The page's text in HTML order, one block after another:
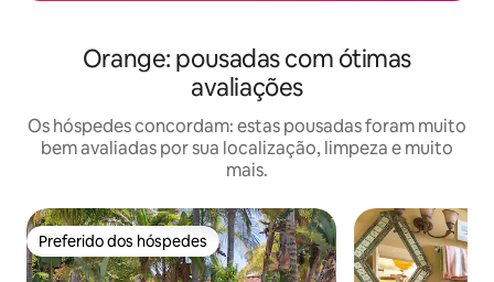
Orange: pousadas com ótimas
avaliações
Os hóspedes concordam: estas pousadas foram muito
bem avaliadas por sua localização, limpeza e muito
mais.
Preferido dos hóspedes
Preferido dos hóspedes